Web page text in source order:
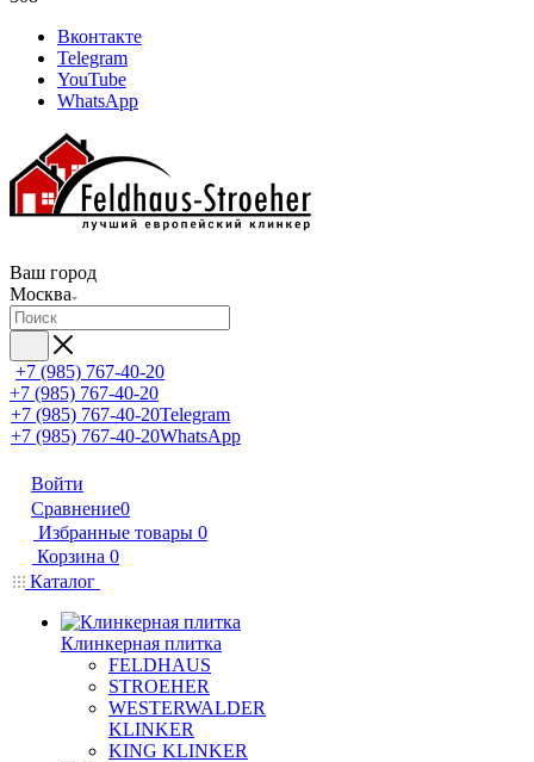
Вконтакте
Telegram
YouTube
WhatsApp
Ваш город
Москва
+7 (985) 767-40-20
+7 (985) 767-40-20
+7 (985) 767-40-20Telegram
+7 (985) 767-40-20WhatsApp
Войти
Сравнение0
Избранные товары 0
Корзина 0
Каталог
Клинкерная плитка
FELDHAUS
STROEHER
WESTERWALDER
KLINKER
KING KLINKER